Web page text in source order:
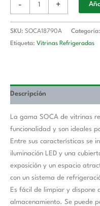
- +
SKU: SOCA18790A Categoría:
Etiqueta: Vitrinas Refrigeradas
Descripción
La gama SOCA de vitrinas
funcionalidad y son ideales
Entre sus características se
iluminación LED y una
exposición y un espacio
con un sistema de
Es fácil de limpiar y dispone
almacenamiento. Se puede